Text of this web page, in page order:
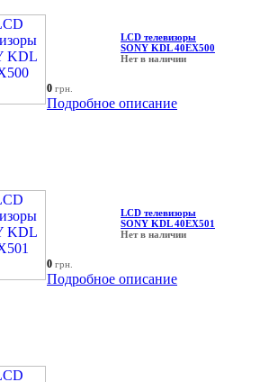
LCD телевизоры
SONY KDL 40EX500
Нет в наличии
0 грн.
Подробное описание
LCD телевизоры
SONY KDL 40EX501
Нет в наличии
0 грн.
Подробное описание